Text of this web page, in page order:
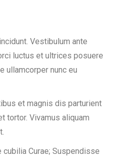
Vestibulum ante
luctus et ultrices posuere
ullamcorper nunc eu
et magnis dis parturient
tortor. Vivamus aliquam
Curae; Suspendisse